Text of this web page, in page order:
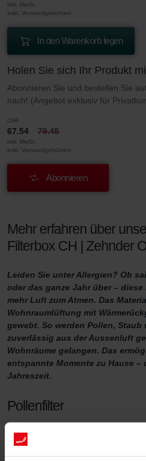
inkl. MwSt.
exkl. Versandgebühren
In den Warenkorb legen
Holen Sie sich Ihr Produkt
Abonnieren Sie und bestellen Sie
nach! (Angebot exklusiv für
CHF
67.54 79.45
inkl. MwSt.
exkl. Versandgebühren
Abonnieren
Mehr erfahren über
Filterbox CH | Zehnder
Leiden Sie unter Allergien? Ob
oder das ganze Jahr über –
mehr Luft zum Atmen. Das
Wohnraumlüftung mit
gewebt. So werden Pollen, Staub
zuverlässig aus der Aussenluft
Wohnräume gelangen. Das
entspannte Momente zu Hause
Jahreszeit.
Pollenfilter
Partikel wie Pollen von Gräsern
Staub, Steinstaub und Feinstaub
die Atemwege. Dort können sie